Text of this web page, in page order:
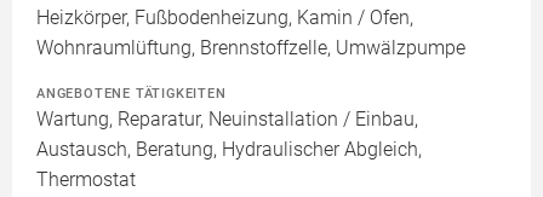
Heizkörper, Fußbodenheizung, Kamin / Ofen,
Wohnraumlüftung, Brennstoffzelle, Umwälzpumpe
ANGEBOTENE TÄTIGKEITEN
Wartung, Reparatur, Neuinstallation / Einbau,
Austausch, Beratung, Hydraulischer Abgleich,
Thermostat